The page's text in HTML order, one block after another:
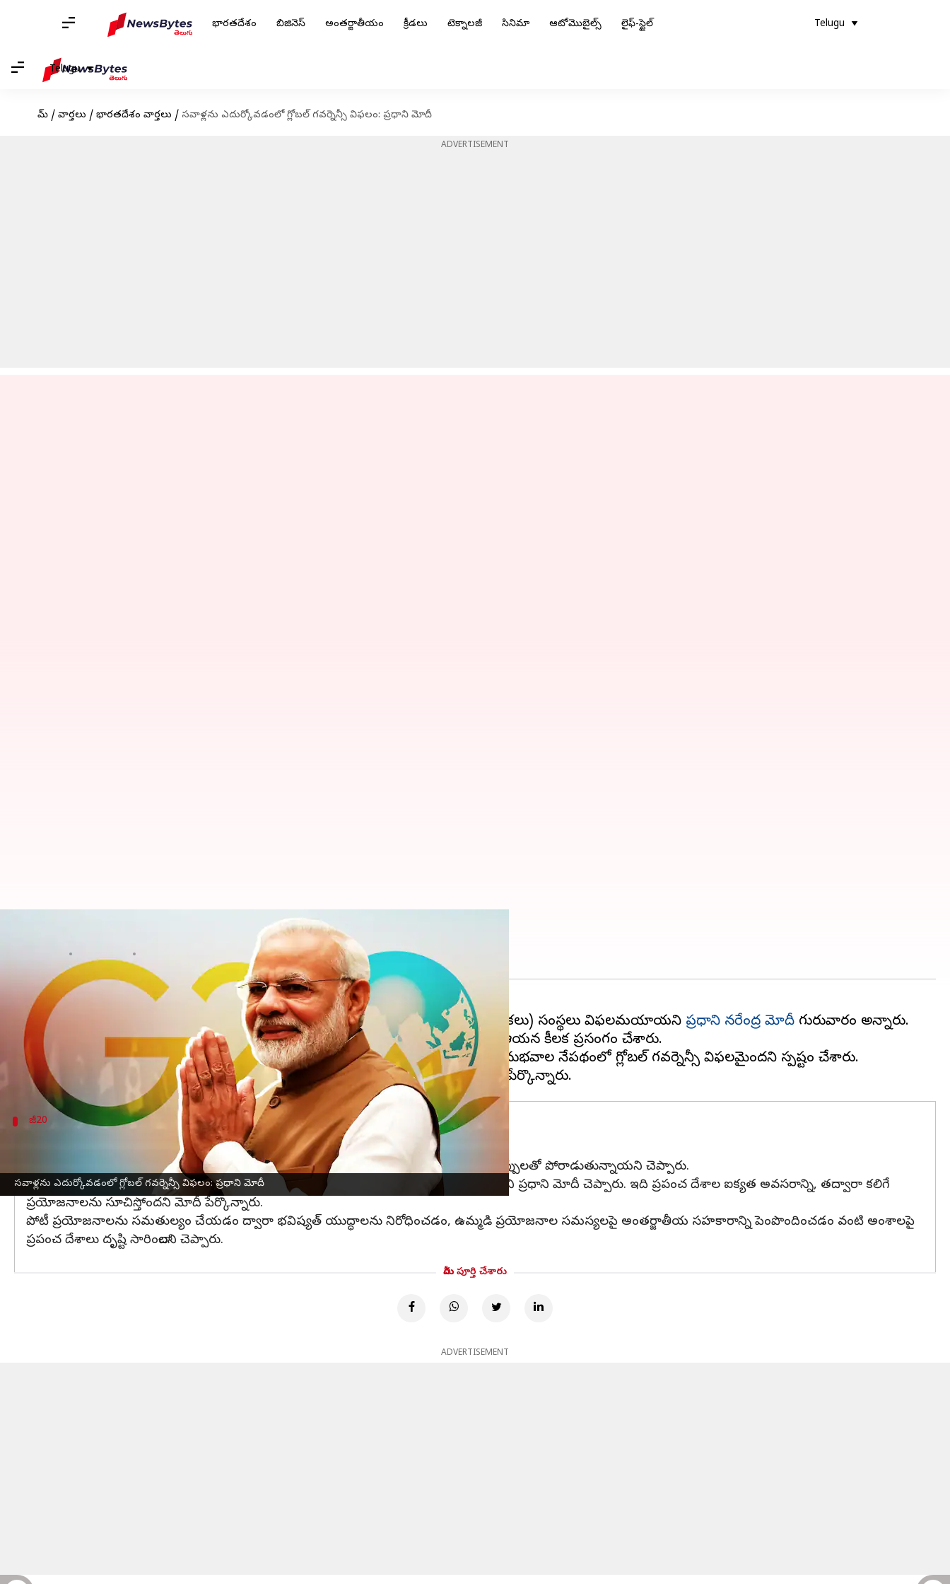
భారతదేశం బిజినెస్ అంతర్జాతీయం క్రీడలు టెక్నాలజీ సినిమా ఆటోమొబైల్స్ లైఫ్-స్టైల్ Telugu
Telugu
హోమ్ / వార్తలు / భారతదేశం వార్తలు / సవాళ్లను ఎదుర్కోవడంలో గ్లోబల్ గవర్నెన్సీ విఫలం: ప్రధాని మోదీ
ADVERTISEMENT
సవాళ్లను ఎదుర్కోవడంలో గ్లోబల్ గవర్నెన్సీ విఫలం: ప్రధాని మోదీ
సవాళ్లను ఎదుర్కోవడంలో గ్లోబల్ గవర్నెన్సీ విఫలం: ప్రధాని మోదీ
ఈ వార్తాకథనం ఏంటి
అత్యంత తీవ్రమైన సవాళ్లను ఎదుర్కోవడంలో బహుపాక్షిక(ఐక్యరాజ్య సమితి వంటి ప్రపంచ వేదికలు) సంస్థలు విఫలమయ్యాయని ప్రధాని నరేంద్ర మోదీ గురువారం అన్నారు.
దిల్లీలో గురువారంజీ20దేశాల విదేశాంగ మంత్రుల సమావేశాన్ని ప్రారంభించిన సందర్భంగా ఆయన కీలక ప్రసంగం చేశారు.
ఆర్థిక సంక్షోభం, వాతావరణ మార్పు, మహమ్మారి, తీవ్రవాదం, యుద్ధాలు ఇలా గత కొన్నేళ్ల అనుభవాల నేపథ్యంలో గ్లోబల్ గవర్నెన్సీ విఫలమైందని స్పష్టం చేశారు.
జీ20
'ఒక భూమి, ఒక కుటుంబం, ఒక భవిష్యత్తు' అనే థీమ్‌
చాలా అభివృద్ధి చెందుతున్న దేశాలు తమ ప్రజలకు ఆహారం, ఇంధన భద్రతను ఇవ్వలేక భరించలేని అప్పులతో పోరాడుతున్నాయని చెప్పారు.
జీ20 ప్రెసిడెన్సీ కోసం 'ఒక భూమి, ఒక కుటుంబం, ఒక భవిష్యత్తు' అనే థీమ్‌ను భారత్ ఎంచుకున్నదని ప్రధాని మోదీ చెప్పారు. ఇది ప్రపంచ దేశాల ఐక్యత అవసరాన్ని, తద్వారా కలిగే
ప్రయోజనాలను సూచిస్తోందని మోదీ పేర్కొన్నారు.
పోటీ ప్రయోజనాలను సమతుల్యం చేయడం ద్వారా భవిష్యత్ యుద్ధాలను నిరోధించడం, ఉమ్మడి ప్రయోజనాల సమస్యలపై అంతర్జాతీయ సహకారాన్ని పెంపొందించడం వంటి అంశాలపై
ప్రపంచ దేశాలు దృష్టి సారించాలని చెప్పారు.
మీరు పూర్తి చేశారు
ADVERTISEMENT